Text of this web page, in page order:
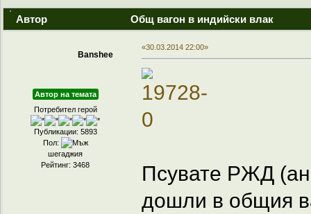
Автор Общ вагон в индийски влак
Banshee
Автор на темата
Потребител герой
Публикации: 5893
Пол:
шегаджия
Рейтинг: 3468
«30.03.2014 22:00»
Псувате РЖД
дошли в общия